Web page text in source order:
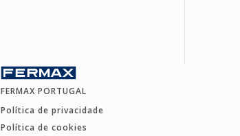
FERMAX PORTUGAL
Política de privacidade
Política de cookies